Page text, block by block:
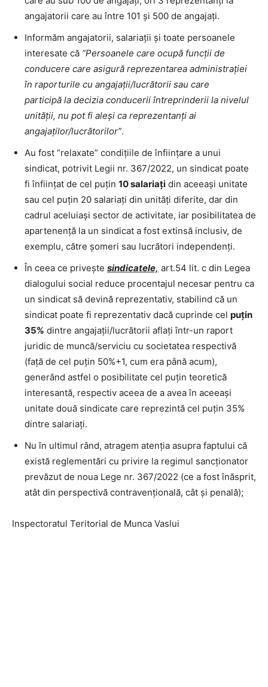
angajatorii care au între 101 și 500 de angajați.
Informăm angajatorii, salariații și toate persoanele
interesate că “Persoanele care ocupa functii de
conducere care asigura reprezentarea administratiei
in raporturile cu angajatii/lucratorii sau care
participa la decizia conducerii intreprinderii la nivelul
unitatii, nu pot fi alesi ca reprezentanti ai
angajatilor/lucratorilor”.
Au fost “relaxate” condițiile de înființare a unui
sindicat, potrivit Legii nr. 367/2022, un sindicat poate
fi înființat de cel puțin 10 salariați din aceeași unitate
sau cel puțin 20 salariați din unități diferite, dar din
cadrul aceluiași sector de activitate, iar posibilitatea de
apartenență la un sindicat a fost extinsă inclusiv, de
exemplu, către șomeri sau lucrători independenți.
În ceea ce privește sindicatele, art.54 lit. c din Legea
dialogului social reduce procentajul necesar pentru ca
un sindicat să devină reprezentativ, stabilind că un
sindicat poate fi reprezentativ dacă cuprinde cel puțin
35% dintre angajații/lucrătorii aflați într-un raport
juridic de muncă/serviciu cu societatea respectivă
(față de cel puțin 50%+1, cum era până acum),
generând astfel o posibilitate cel puțin teoretică
interesantă, respectiv aceea de a avea în aceeași
unitate două sindicate care reprezintă cel puțin 35%
dintre salariați.
Nu în ultimul rând, atragem atenția asupra faptului că
există reglementări cu privire la regimul sancționator
prevăzut de noua Lege nr. 367/2022 (ce a fost înăsprit,
atât din perspectivă contravențională, cât și penală);
Inspectoratul Teritorial de Munca Vaslui